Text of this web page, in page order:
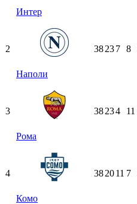
Интер
2
Наполи
38237 8
3
Рома
38234 11
4
Комо
382011 7